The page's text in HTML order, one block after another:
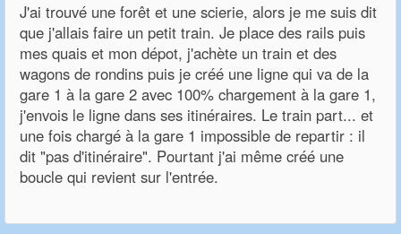
J'ai trouvé une forêt et une scierie, alors je me suis dit
que j'allais faire un petit train. Je place des rails puis
mes quais et mon dépot, j'achète un train et des
wagons de rondins puis je créé une ligne qui va de la
gare 1 à la gare 2 avec 100% chargement à la gare 1,
j'envois le ligne dans ses itinéraires. Le train part... et
une fois chargé à la gare 1 impossible de repartir : il
dit "pas d'itinéraire". Pourtant j'ai même créé une
boucle qui revient sur l'entrée.